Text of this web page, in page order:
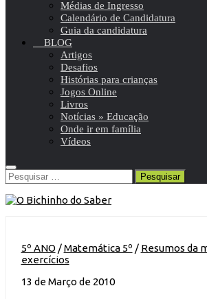
Médias de Ingresso
Calendário de Candidatura
Guia da candidatura
BLOG
Artigos
Desafios
Histórias para crianças
Jogos Online
Livros
Notícias » Educação
Onde ir em família
Vídeos
Pesquisar
por:
5º ANO /Matemática 5º / Resumos da
exercícios
13 de Março de 2010